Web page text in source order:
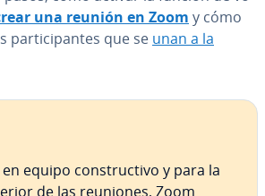
una reunión en Zoom y cómo
pa­r­ti­ci­pa­n­tes que se unan a la
equipo co­n­s­tru­c­ti­vo y para la
de las reuniones, Zoom